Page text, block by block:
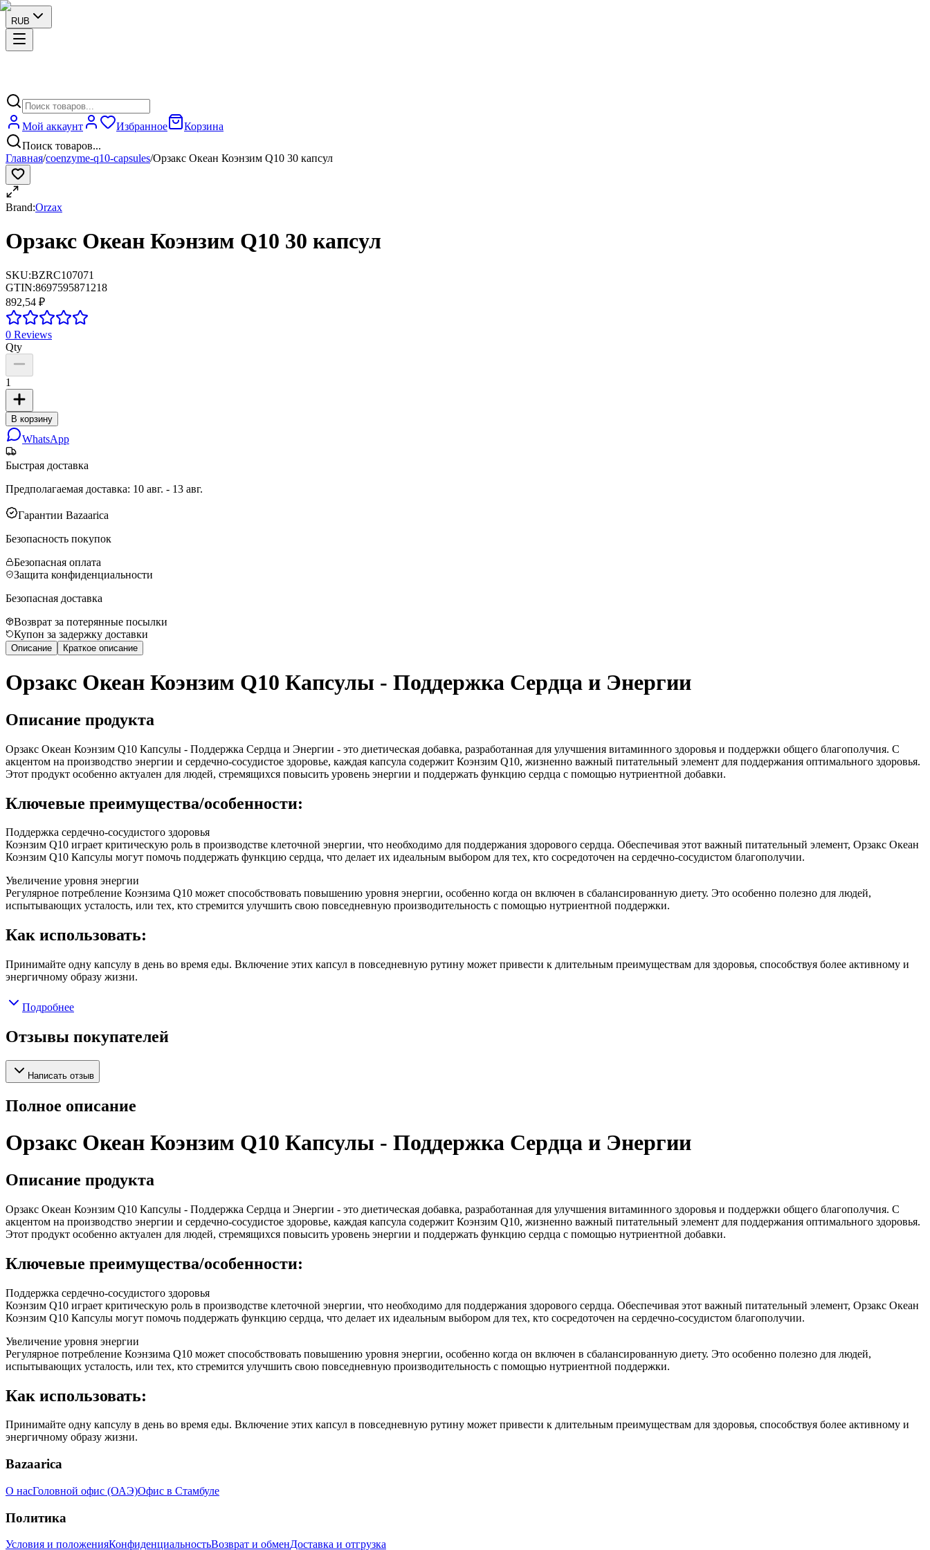
RUB
Мой аккаунт Избранное
Корзина
Поиск товаров...
Главная/coenzyme-q10-capsules/Орзакс Океан Коэнзим Q10 30 капсул
Brand:Orzax
Орзакс Океан Коэнзим Q10 30 капсул
SKU:BZRC107071
GTIN:8697595871218
892,54 ₽
0 Reviews
Qty
1
В корзину
WhatsApp
Быстрая доставка
Предполагаемая доставка: 10 авг. - 13 авг.
Гарантии Bazaarica
Безопасность покупок
Безопасная оплата
Защита конфиденциальности
Безопасная доставка
Возврат за потерянные посылки
Купон за задержку доставки
Описание Краткое описание
Орзакс Океан Коэнзим Q10 Капсулы - Поддержка Сердца и Энергии
Описание продукта
Орзакс Океан Коэнзим Q10 Капсулы - Поддержка Сердца и Энергии - это диетическая добавка, разработанная для улучшения витаминного здоровья и поддержки общего благополучия. С
акцентом на производство энергии и сердечно-сосудистое здоровье, каждая капсула содержит Коэнзим Q10, жизненно важный питательный элемент для поддержания оптимального здоровья.
Этот продукт особенно актуален для людей, стремящихся повысить уровень энергии и поддержать функцию сердца с помощью нутриентной добавки.
Ключевые преимущества/особенности:
Поддержка сердечно-сосудистого здоровья
Коэнзим Q10 играет критическую роль в производстве клеточной энергии, что необходимо для поддержания здорового сердца. Обеспечивая этот важный питательный элемент, Орзакс Океан
Коэнзим Q10 Капсулы могут помочь поддержать функцию сердца, что делает их идеальным выбором для тех, кто сосредоточен на сердечно-сосудистом благополучии.
Увеличение уровня энергии
Регулярное потребление Коэнзима Q10 может способствовать повышению уровня энергии, особенно когда он включен в сбалансированную диету. Это особенно полезно для людей,
испытывающих усталость, или тех, кто стремится улучшить свою повседневную производительность с помощью нутриентной поддержки.
Как использовать:
Принимайте одну капсулу в день во время еды. Включение этих капсул в повседневную рутину может привести к длительным преимуществам для здоровья, способствуя более активному и
энергичному образу жизни.
Подробнее
Отзывы покупателей
Написать отзыв
Полное описание
Орзакс Океан Коэнзим Q10 Капсулы - Поддержка Сердца и Энергии
Описание продукта
Орзакс Океан Коэнзим Q10 Капсулы - Поддержка Сердца и Энергии - это диетическая добавка, разработанная для улучшения витаминного здоровья и поддержки общего благополучия. С
акцентом на производство энергии и сердечно-сосудистое здоровье, каждая капсула содержит Коэнзим Q10, жизненно важный питательный элемент для поддержания оптимального здоровья.
Этот продукт особенно актуален для людей, стремящихся повысить уровень энергии и поддержать функцию сердца с помощью нутриентной добавки.
Ключевые преимущества/особенности:
Поддержка сердечно-сосудистого здоровья
Коэнзим Q10 играет критическую роль в производстве клеточной энергии, что необходимо для поддержания здорового сердца. Обеспечивая этот важный питательный элемент, Орзакс Океан
Коэнзим Q10 Капсулы могут помочь поддержать функцию сердца, что делает их идеальным выбором для тех, кто сосредоточен на сердечно-сосудистом благополучии.
Увеличение уровня энергии
Регулярное потребление Коэнзима Q10 может способствовать повышению уровня энергии, особенно когда он включен в сбалансированную диету. Это особенно полезно для людей,
испытывающих усталость, или тех, кто стремится улучшить свою повседневную производительность с помощью нутриентной поддержки.
Как использовать:
Принимайте одну капсулу в день во время еды. Включение этих капсул в повседневную рутину может привести к длительным преимуществам для здоровья, способствуя более активному и
энергичному образу жизни.
Bazaarica
О насГоловной офис (ОАЭ)Офис в Стамбуле
Политика
Условия и положенияКонфиденциальностьВозврат и обменДоставка и отгрузка